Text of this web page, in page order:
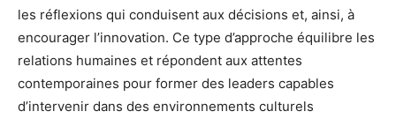
les réflexions qui conduisent aux décisions et, ainsi, à
encourager l’innovation. Ce type d’approche équilibre les
relations humaines et répondent aux attentes
contemporaines pour former des leaders capables
d’intervenir dans des environnements culturels